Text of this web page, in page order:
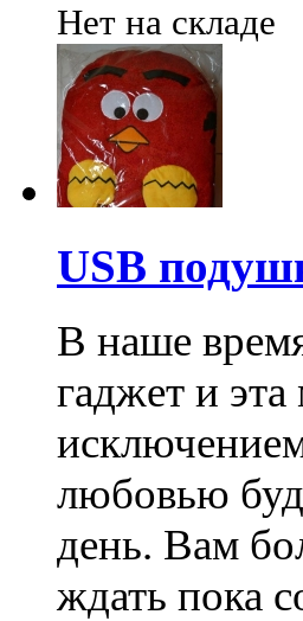
Нет на складе
USB
В наше
гаджет и
любовью
день. Вам
ждать пока